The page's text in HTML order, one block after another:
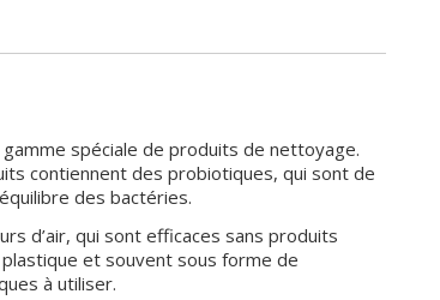
spéciale de produits de nettoyage.
contiennent des probiotiques, qui sont de
des bactéries.
d’air, qui sont efficaces sans produits
et souvent sous forme de
à utiliser.